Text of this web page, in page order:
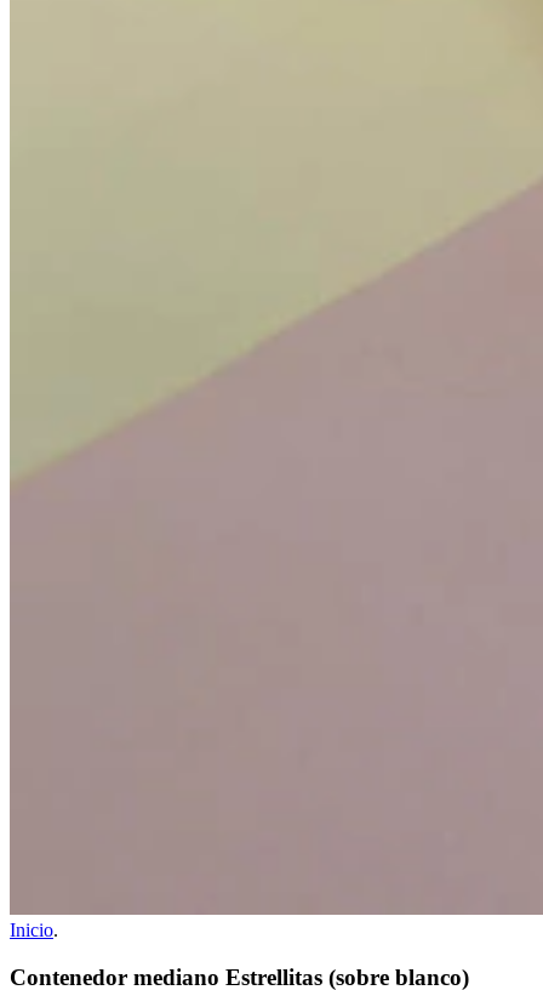
Inicio.
Contenedor mediano Estrellitas (sobre blanco)